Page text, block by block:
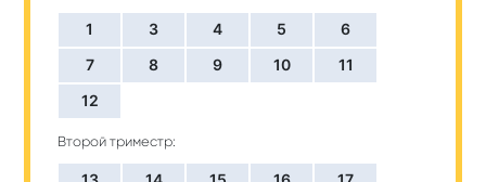
1 3 4 5
6
7
8 9 10
11
12
Второй триместр: